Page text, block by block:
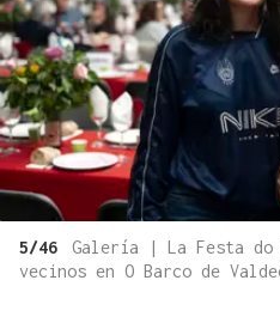
5/46
Galería | La Festa do
vecinos en O Barco de